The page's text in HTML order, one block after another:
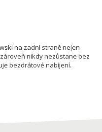
na zadní straně nejen
nikdy nezůstane bez
bezdrátové nabíjení.